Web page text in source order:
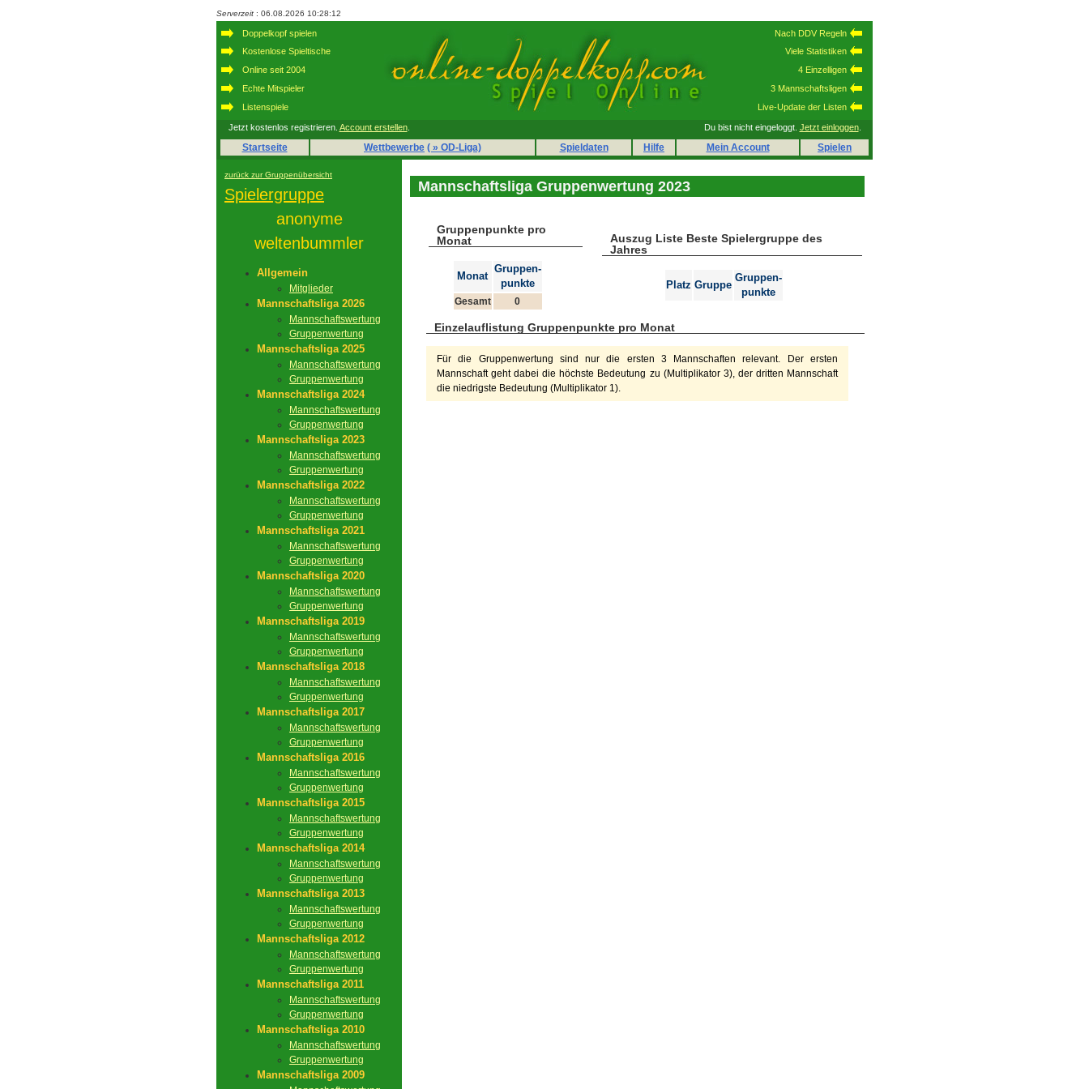
Serverzeit : 06.08.2026 10:28:12
Doppelkopf spielen
Kostenlose Spieltische
Online seit 2004
Echte Mitspieler
Listenspiele
Nach DDV Regeln
Viele Statistiken
4 Einzelligen
3 Mannschaftsligen
Live-Update der Listen
Jetzt kostenlos registrieren. Account erstellen. Du bist nicht eingeloggt. Jetzt einloggen.
Startseite Wettbewerbe ( » OD-Liga) Spieldaten Hilfe Mein Account Spielen
zurück zur Gruppenübersicht
Spielergruppe
anonyme
weltenbummler
Allgemein
Mitglieder
Mannschaftsliga 2026
Mannschaftswertung
Gruppenwertung
Mannschaftsliga 2025
Mannschaftswertung
Gruppenwertung
Mannschaftsliga 2024
Mannschaftswertung
Gruppenwertung
Mannschaftsliga 2023
Mannschaftswertung
Gruppenwertung
Mannschaftsliga 2022
Mannschaftswertung
Gruppenwertung
Mannschaftsliga 2021
Mannschaftswertung
Gruppenwertung
Mannschaftsliga 2020
Mannschaftswertung
Gruppenwertung
Mannschaftsliga 2019
Mannschaftswertung
Gruppenwertung
Mannschaftsliga 2018
Mannschaftswertung
Gruppenwertung
Mannschaftsliga 2017
Mannschaftswertung
Gruppenwertung
Mannschaftsliga 2016
Mannschaftswertung
Gruppenwertung
Mannschaftsliga 2015
Mannschaftswertung
Gruppenwertung
Mannschaftsliga 2014
Mannschaftswertung
Gruppenwertung
Mannschaftsliga 2013
Mannschaftswertung
Gruppenwertung
Mannschaftsliga 2012
Mannschaftswertung
Gruppenwertung
Mannschaftsliga 2011
Mannschaftswertung
Gruppenwertung
Mannschaftsliga 2010
Mannschaftswertung
Gruppenwertung
Mannschaftsliga 2009
Mannschaftsliga Gruppenwertung 2023
Gruppenpunkte pro
Monat
Monat
Gruppen-
punkte
Gesamt 0
Auszug Liste Beste Spielergruppe des
Jahres
Platz Gruppe
Gruppen-
punkte
Einzelauflistung Gruppenpunkte pro Monat
Für die Gruppenwertung sind nur die ersten 3 Mannschaften relevant. Der ersten
Mannschaft geht dabei die höchste Bedeutung zu (Multiplikator 3), der dritten Mannschaft
die niedrigste Bedeutung (Multiplikator 1).